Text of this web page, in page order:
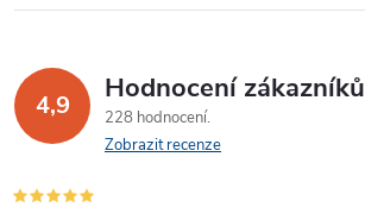
4,9 Hodnocení zákazníků
228 hodnocení
Zobrazit recenze